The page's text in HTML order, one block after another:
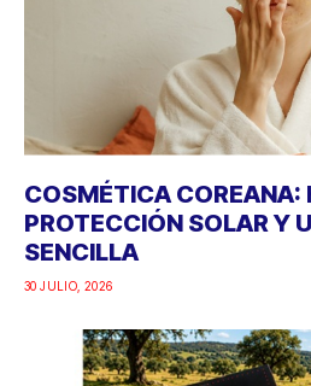
COSMÉTICA COREANA:
PROTECCIÓN SOLAR Y
SENCILLA
30 JULIO, 2026